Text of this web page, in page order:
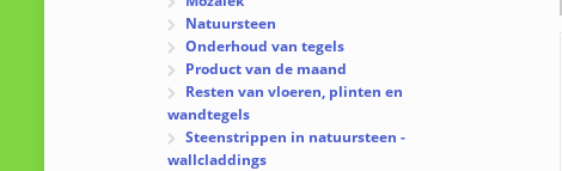
Natuursteen
Onderhoud van tegels
Product van de maand
Resten van vloeren, plinten en
wandtegels
Steenstrippen in natuursteen -
wallcladdings